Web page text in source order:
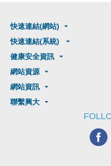
快速連結(網站)
快速連結(系統)
健康安全資訊
網站資源
網站資訊
聯繫興大